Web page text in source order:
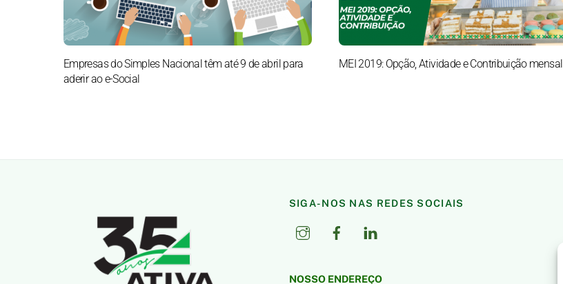
Empresas do Simples Nacional têm até 9 de abril para
aderir ao e-Social
MEI 2019: Opção, Atividade e Contribuição mensal
SIGA-NOS NAS REDES SOCIAIS
NOSSO ENDEREÇO